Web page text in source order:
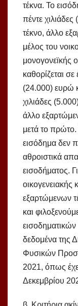
τέκνα. Το
πέντε
τέκνο, άλλο
μέλος του
μονογονεϊκής
καθορίζεται σε
(24.000) ευρώ
χιλιάδες
άλλο
μετά το πρώτο.
εισόδημα δεν
αθροιστικά
εισοδήματος.
εξαρτώμενων
και
εισοδηματικών
δεδομένα της
Φυσικών
2021, όπως
Δεκεμβρίου